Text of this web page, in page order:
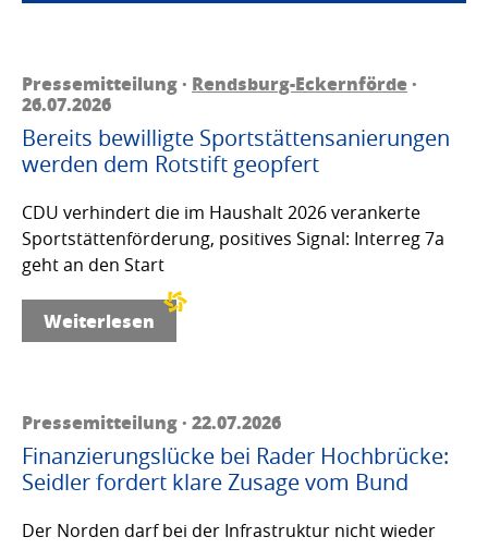
Pressemitteilung · Rendsburg-Eckernförde·
26.07.2026
Bereits bewilligte Sportstättensanierungen
werden dem Rotstift geopfert
CDU verhindert die im Haushalt 2026 verankerte
Sportstättenförderung, positives Signal: Interreg 7a
geht an den Start
Weiterlesen
Pressemitteilung · 22.07.2026
Finanzierungslücke bei Rader Hochbrücke:
Seidler fordert klare Zusage vom Bund
Der Norden darf bei der Infrastruktur nicht wieder